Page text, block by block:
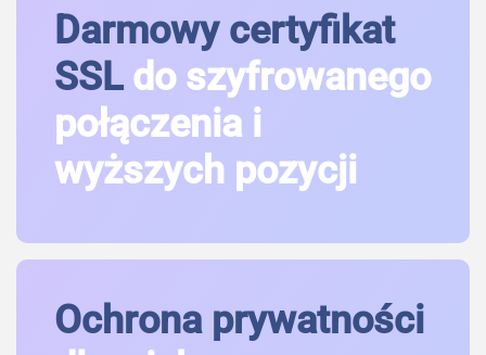
Darmowy certyfikat
SSLdo szyfrowanego
połączenia i
wyższych pozycji
Ochrona prywatności